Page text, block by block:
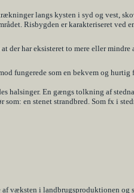
langs kysten i syd og vest,
Risbygden er karakteriseret ved
har eksisteret to mere eller
som en bekvem og hurtig
halsinger. En gængs tolkning af
en stenet strandbred. Som fx i
væksten i landbrugsproduktionen og